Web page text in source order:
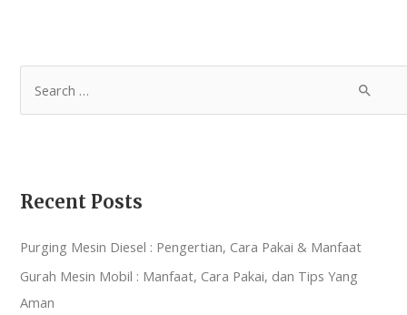
Recent Posts
Purging Mesin Diesel : Pengertian, Cara Pakai & Manfaat
Gurah Mesin Mobil : Manfaat, Cara Pakai, dan Tips Yang
Aman